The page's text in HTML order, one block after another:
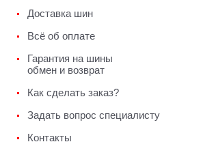
Доставка шин
Всё об оплате
Гарантия на шины
обмен и возврат
Как сделать заказ?
Задать вопрос специалисту
Контакты